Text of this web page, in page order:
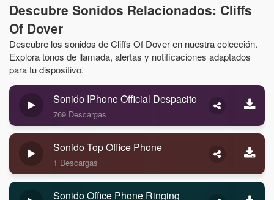
Descubre Sonidos Relacionados: Cliffs
Of Dover
Descubre los sonidos de Cliffs Of Dover en nuestra colección.
Explora tonos de llamada, alertas y notificaciones adaptados
para tu dispositivo.
Sonido IPhone Official Despacito
769 Descargas
Sonido Top Office Phone
1 Descargas
Sonido Office Phone Ringing